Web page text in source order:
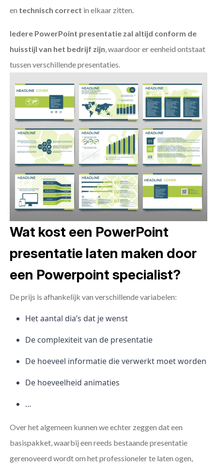
en technisch correct in elkaar zitten.
Iedere PowerPoint presentatie zal altijd conform de
huisstijl van het bedrijf zijn, waardoor er eenheid ontstaat
tussen verschillende presentaties.
Wat kost een PowerPoint
presentatie laten maken door
een Powerpoint specialist?
De prijs is afhankelijk van verschillende variabelen:
Het aantal dia’s dat je wenst
De complexiteit van de presentatie
De hoeveel informatie die verwerkt moet worden
De hoeveelheid animaties
…
Over het algemeen kunnen we echter zeggen dat een
basispakket, waarbij een reeds bestaande presentatie
gerenoveerd wordt om het professioneler te laten ogen,